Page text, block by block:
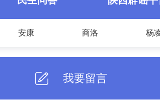
安康 商洛 杨
我要留言